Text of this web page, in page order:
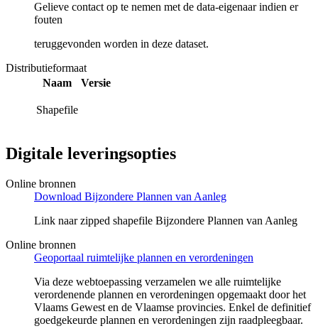
Gelieve contact op te nemen met de data-eigenaar indien er
fouten
teruggevonden worden in deze dataset.
Distributieformaat
Naam
Versie
Shapefile
Digitale leveringsopties
Online bronnen
Download Bijzondere Plannen van Aanleg
Link naar zipped shapefile Bijzondere Plannen van Aanleg
Online bronnen
Geoportaal ruimtelijke plannen en verordeningen
Via deze webtoepassing verzamelen we alle ruimtelijke
verordenende plannen en verordeningen opgemaakt door het
Vlaams Gewest en de Vlaamse provincies. Enkel de definitief
goedgekeurde plannen en verordeningen zijn raadpleegbaar.